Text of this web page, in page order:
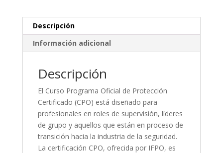
Descripción
Información adicional
Descripción
El Curso Programa Oficial de Protección
Certificado (CPO) está diseñado para
profesionales en roles de supervisión, líderes
de grupo y aquellos que están en proceso de
transición hacia la industria de la seguridad.
La certificación CPO, ofrecida por IFPO, es